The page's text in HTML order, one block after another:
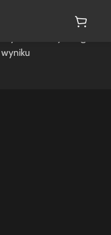
wyniku